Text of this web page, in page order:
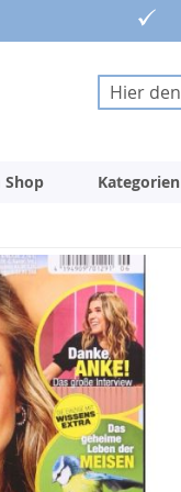
Suche
Shop Kategorien